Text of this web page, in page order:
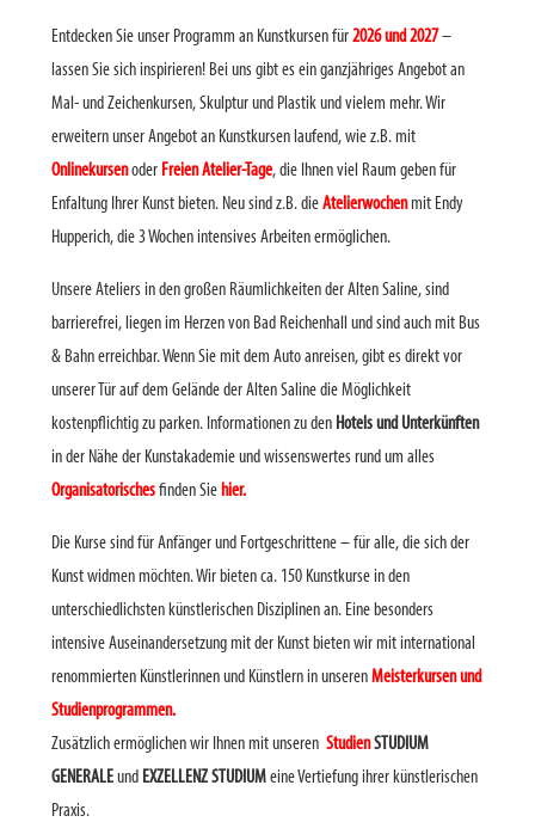
Entdecken Sie unser Programm an Kunstkursen für2026 und 2027–
lassen Sie sich inspirieren! Bei uns gibt es ein ganzjähriges Angebot an
Mal- und Zeichenkursen, Skulptur und Plastik und vielem mehr. Wir
erweitern unser Angebot an Kunstkursen laufend, wie z.B. mit
Onlinekursenoder Freien Atelier-Tage, die Ihnen viel Raum geben für
Enfaltung Ihrer Kunst bieten. Neu sind z.B. dieAtelierwochenmit Endy
Hupperich, die 3 Wochen intensives Arbeiten ermöglichen.
Unsere Ateliers in den großen Räumlichkeiten der Alten Saline, sind
barrierefrei, liegen im Herzen von Bad Reichenhall und sind auch mit Bus
& Bahn erreichbar. Wenn Sie mit dem Auto anreisen, gibt es direkt vor
unserer Tür auf dem Gelände der Alten Saline die Möglichkeit
kostenpflichtig zu parken. Informationen zu den Hotels und Unterkünften
in der Nähe der Kunstakademie und wissenswertes rund um alles
Organisatorischesfinden Sie hier.
Die Kurse sind für Anfänger und Fortgeschrittene – für alle, die sich der
Kunst widmen möchten. Wir bieten ca. 150 Kunstkurse in den
unterschiedlichsten künstlerischen Disziplinen an. Eine besonders
intensive Auseinandersetzung mit der Kunst bieten wir mit international
renommierten Künstlerinnen und Künstlern in unserenMeisterkursen und
Studienprogrammen.
Zusätzlich ermöglichen wir Ihnen mit unseren StudienSTUDIUM
GENERALEund EXZELLENZ STUDIUMeine Vertiefung ihrer künstlerischen
Praxis.